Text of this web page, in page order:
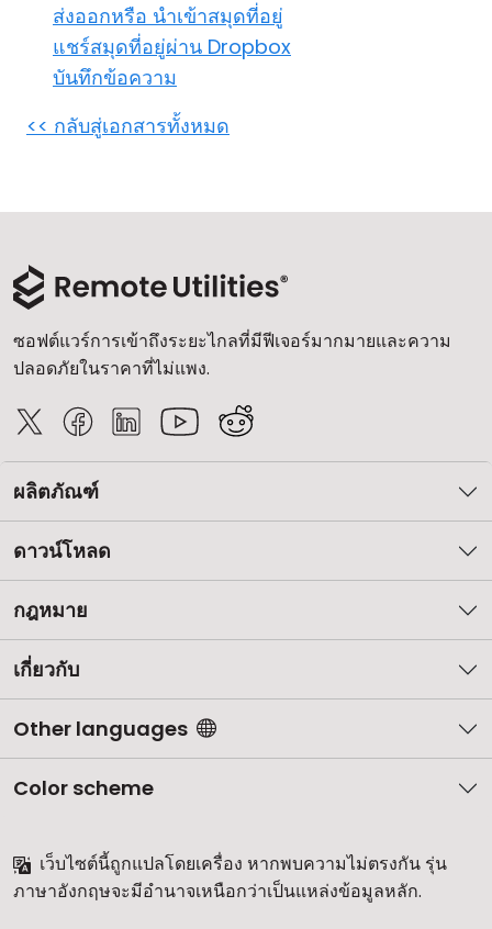
ส่งออกหรือ นำเข้าสมุดที่อยู่
แชร์สมุดที่อยู่ผ่าน Dropbox
บันทึกข้อความ
<< กลับสู่เอกสารทั้งหมด
ซอฟต์แวร์การเข้าถึงระยะไกลที่มีฟีเจอร์มากมายและความ
ปลอดภัยในราคาที่ไม่แพง.
ผลิตภัณฑ์
ดาวน์โหลด
กฎหมาย
เกี่ยวกับ
Other languages
Color scheme
เว็บไซต์นี้ถูกแปลโดยเครื่อง หากพบความไม่ตรงกัน รุ่น
ภาษาอังกฤษจะมีอำนาจเหนือกว่าเป็นแหล่งข้อมูลหลัก.